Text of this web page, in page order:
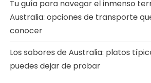
Tu guía para navegar el inmenso
Australia: opciones de transporte
conocer
Los sabores de Australia: platos
puedes dejar de probar